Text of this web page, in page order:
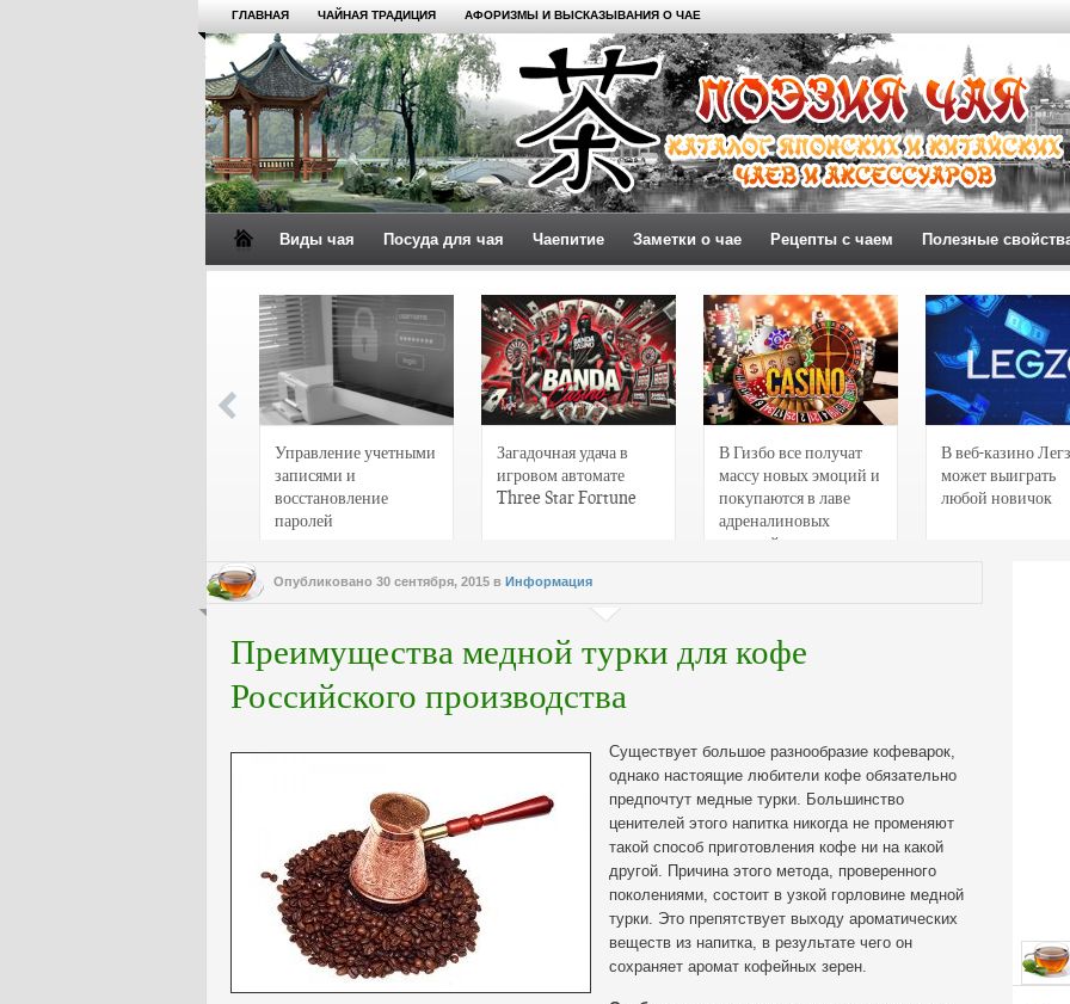
ГЛАВНАЯ ЧАЙНАЯ ТРАДИЦИЯ АФОРИЗМЫ И ВЫСКАЗЫВАНИЯ О ЧАЕ
Виды чая Посуда для чая Чаепитие Заметки о чае Рецепты с чаем Полезные
Управление учетными
записями и
восстановление
паролей
Загадочная удача в
игровом автомате
Three Star Fortune
В Гизбо все получат
массу новых эмоций и
покупаются в лаве
адреналиновых
страстей
В веб-казино
может выиграть
любой новичок
Опубликовано 30 сентября, 2015 в Информация
Преимущества медной турки для кофе
Российского производства
Существует большое разнообразие кофеварок,
однако настоящие любители кофе обязательно
предпочтут медные турки. Большинство
ценителей этого напитка никогда не променяют
такой способ приготовления кофе ни на какой
другой. Причина этого метода, проверенного
поколениями, состоит в узкой горловине медной
турки. Это препятствует выходу ароматических
веществ из напитка, в результате чего он
сохраняет аромат кофейных зерен.